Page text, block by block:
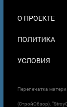
О ПРОЕКТЕ
ПОЛИТИКА
УСЛОВИЯ
Перепечатка
(СтройОбзор).